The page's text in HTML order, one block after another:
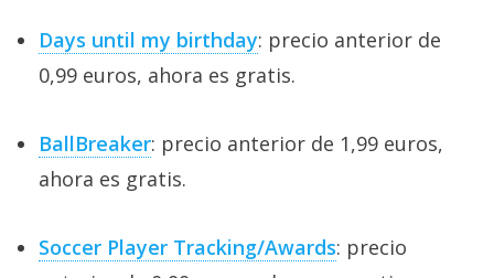
Days until my birthday: precio anterior de
0,99 euros, ahora es gratis.
BallBreaker: precio anterior de 1,99 euros,
ahora es gratis.
Soccer Player Tracking/Awards: precio